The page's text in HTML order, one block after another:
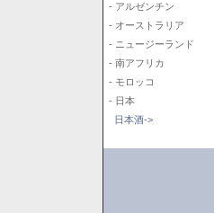
- アルゼンチン
- オーストラリア
- ニュージーランド
- 南アフリカ
- モロッコ
- 日本
日本酒->